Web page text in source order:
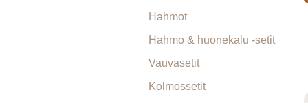
Hahmot
Hahmo & huonekalu -setit
Vauvasetit
Kolmossetit